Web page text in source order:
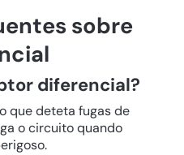
sobre
diferencial?
que deteta fugas de
o circuito quando